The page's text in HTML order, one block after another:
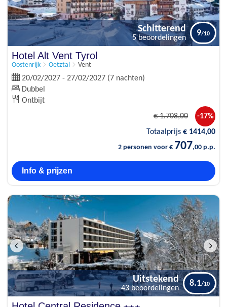
Schitterend
5 beoordelingen
9
Hotel Alt Vent Tyrol
Oostenrijk Oetztal Vent
20/02/2027 - 27/02/2027 (7 nachten)
Dubbel
Ontbijt
€1.708,00
-17%
Totaalprijs € 1414,00
2 personen voor € 707,00 p.p.
Info & prijzen
Uitstekend
43 beoordelingen
8.1